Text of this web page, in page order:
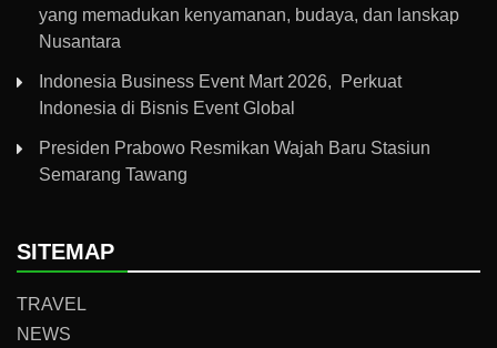
yang memadukan kenyamanan, budaya, dan lanskap
Nusantara
Indonesia Business Event Mart 2026, Perkuat
Indonesia di Bisnis Event Global
Presiden Prabowo Resmikan Wajah Baru Stasiun
Semarang Tawang
SITEMAP
TRAVEL
NEWS